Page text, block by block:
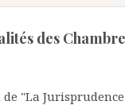
des
"La Jurisprudence